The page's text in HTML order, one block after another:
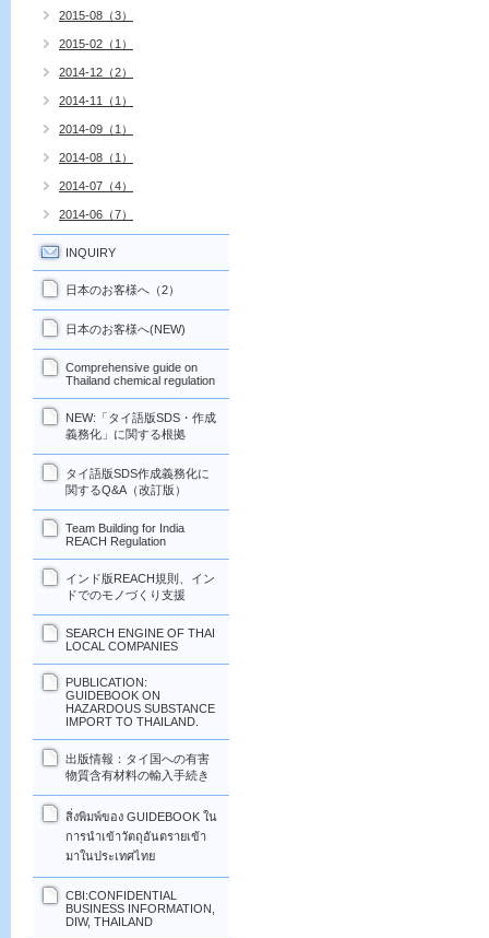
2015-08（3）
2015-02（1）
2014-12（2）
2014-11（1）
2014-09（1）
2014-08（1）
2014-07（4）
2014-06（7）
INQUIRY
日本のお客様へ（2）
日本のお客様へ(NEW)
Comprehensive guide on
Thailand chemical regulation
NEW:「タイ語版SDS・作成
義務化」に関する根拠
タイ語版SDS作成義務化に
関するQ&A（改訂版）
Team Building for India
REACH Regulation
インド版REACH規則、イン
ドでのモノづくり支援
SEARCH ENGINE OF THAI
LOCAL COMPANIES
PUBLICATION:
GUIDEBOOK ON
HAZARDOUS SUBSTANCE
IMPORT TO THAILAND.
出版情報：タイ国への有害
物質含有材料の輸入手続き
สิ่งพิมพ์ของ GUIDEBOOK ใน
การนำเข้าวัตถุอันตรายเข้า
มาในประเทศไทย
CBI:CONFIDENTIAL
BUSINESS INFORMATION,
DIW, THAILAND